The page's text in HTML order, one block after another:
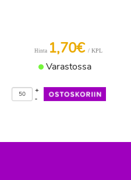
Hinta 1,70€ / KPL
Varastossa
-
+